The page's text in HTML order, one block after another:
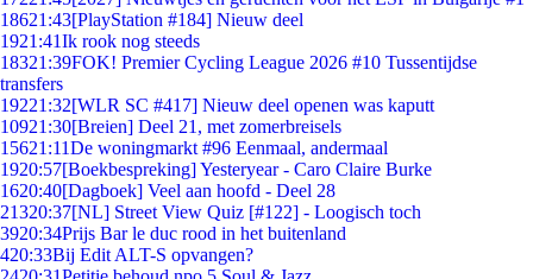
18621:43[PlayStation #184] Nieuw deel
1921:41Ik rook nog steeds
18321:39FOK! Premier Cycling League 2026 #10 Tussentijdse
transfers
19221:32[WLR SC #417] Nieuw deel openen was kaputt
10921:30[Breien] Deel 21, met zomerbreisels
15621:11De woningmarkt #96 Eenmaal, andermaal
1920:57[Boekbespreking] Yesteryear - Caro Claire Burke
1620:40[Dagboek] Veel aan hoofd - Deel 28
21320:37[NL] Street View Quiz [#122] - Loogisch toch
3920:34Prijs Bar le duc rood in het buitenland
420:33Bij Edit ALT-S opvangen?